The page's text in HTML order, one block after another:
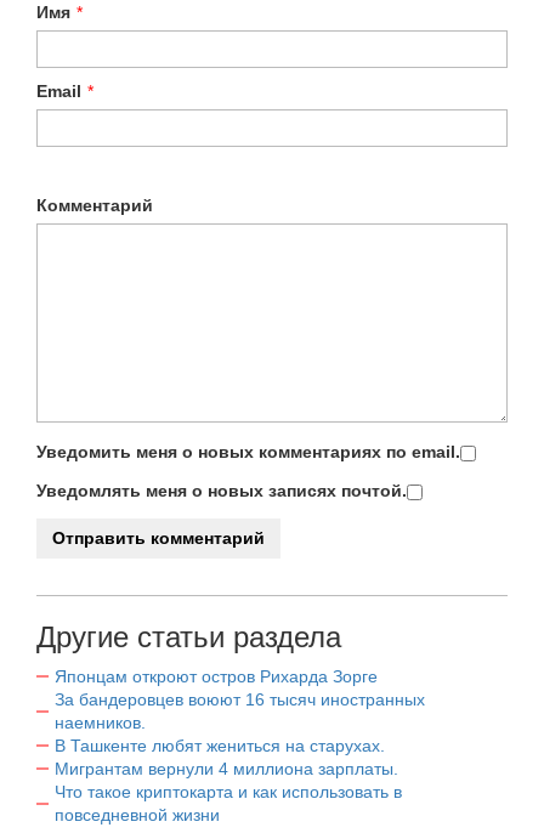
Имя *
Email *
Комментарий
Уведомить меня о новых комментариях по email.
Уведомлять меня о новых записях почтой.
Другие статьи раздела
Японцам откроют остров Рихарда Зорге
За бандеровцев воюют 16 тысяч иностранных
наемников.
В Ташкенте любят жениться на старухах.
Мигрантам вернули 4 миллиона зарплаты.
Что такое криптокарта и как использовать в
повседневной жизни